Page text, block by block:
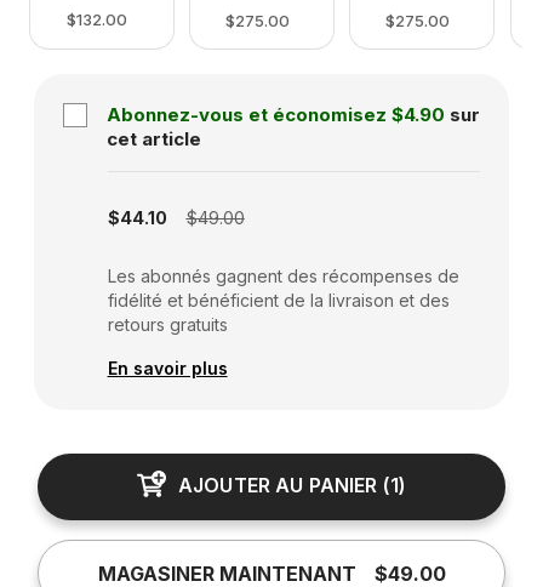
$132.00 $275.00 $275.00
Abonnez-vous et économisez $4.90 sur
cet article
$44.10 $49.00
Les abonnés gagnent des récompenses de
fidélité et bénéficient de la livraison et des
retours gratuits
En savoir plus
AJOUTER AU PANIER (1)
MAGASINER MAINTENANT $49.00